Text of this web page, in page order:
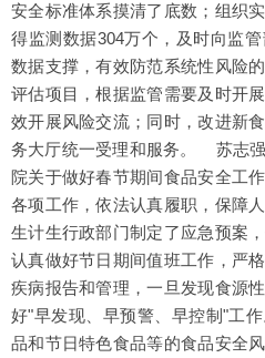
安全标准体系摸清了底数；组织
得监测数据304万个，及时向监
数据支撑，有效防范系统性风险
评估项目，根据监管需要及时开
效开展风险交流；同时，改进新
务大厅统一受理和服务。 苏志
院关于做好春节期间食品安全工
各项工作，依法认真履职，保障
生计生行政部门制定了应急预案
认真做好节日期间值班工作，严
疾病报告和管理，一旦发现食源
好"早发现、早预警、早控制"工
品和节日特色食品等的食品安全